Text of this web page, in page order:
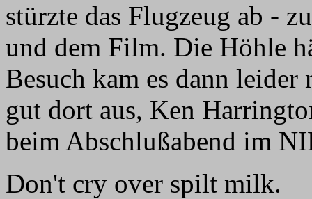
stürzte das Flugzeug ab -
und dem Film. Die Höhle
Besuch kam es dann
gut dort aus, Ken
beim Abschlußabend im
Don't cry over spilt milk.